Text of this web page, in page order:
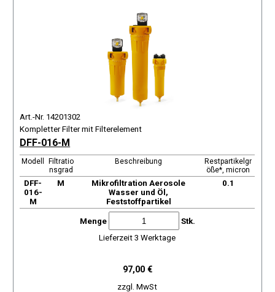
Art.-Nr. 14201302
Kompletter Filter mit Filterelement
DFF-016-M
Modell
Filtratio
nsgrad
Beschreibung
Restpartikelgr
öße*, micron
DFF-
016-
M
М
Mikrofiltration Aerosole
Wasser und Öl,
Feststoffpartikel
0.1
Menge
Stk.
Lieferzeit 3 Werktage
97,00 €
zzgl. MwSt